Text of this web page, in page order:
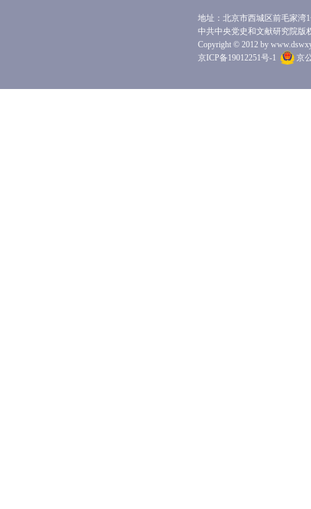
地址：北京市西城区前毛家湾
中共中央党史和文献研究院版
Copyright © 2012 by
京ICP备19012251号-1
京